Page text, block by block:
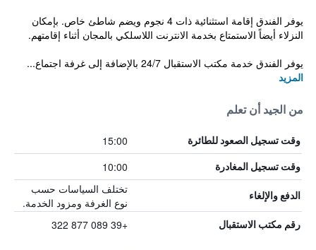
يوفر الفندق إقامة استثنائية ذات 4 نجوم ويضم شاطئ خاص. بإمكان
النزلاء أيضاً الاستمتاع بخدمة الانترنت اللاسلكي بالمجان أثناء إقامتهم.
يوفر الفندق خدمة مكتب الاستقبال 24/7 بالإضافة إلى غرفة اجتماع...
المزيد
من الجيد أن تعلم
وقت تسجيل الصعود للطائرة 15:00
وقت تسجيل المغادرة 10:00
الدفع والإلغاء
تختلف السياسات حسب
نوع الغرفة ومزود الخدمة.
رقم مكتب الاستقبال +39 089 877 322